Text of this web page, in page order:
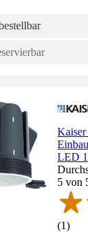
LED
5 von
(1)